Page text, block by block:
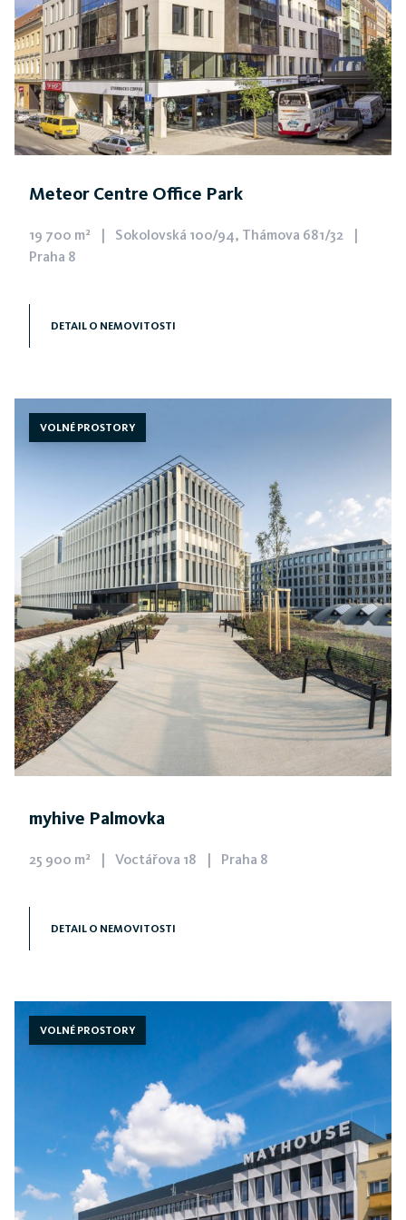
Meteor Centre Office Park
19 700 m² | Sokolovská 100/94, Thámova 681/32
|
Praha 8
V centru pražského Karlína, přímo u vstupu do stanice
metra B Křižíkova, se nachází komplex budov Meteor
DETAIL O NEMOVITOSTI
VOLNÉ PROSTORY
myhive Palmovka
25 900 m² | Voctářova 18 | Praha 8
tradici Libně
Spojení historických prvků s moderní architekturou nabízí
designu, s řadou služeb a skvělou dostupností do centra
města.
DETAIL O NEMOVITOSTI
VOLNÉ PROSTORY